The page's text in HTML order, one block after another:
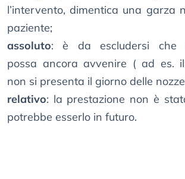
l’intervento, dimentica una garza
paziente;
assoluto: è da escludersi che
possa ancora avvenire ( ad es.
non si presenta il giorno delle
relativo: la prestazione non è
potrebbe esserlo in futuro.